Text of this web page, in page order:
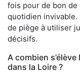
fois pour de bon de
quotidien invivable.
de piège à utiliser
décisifs.
A combien
dans la Loire ?